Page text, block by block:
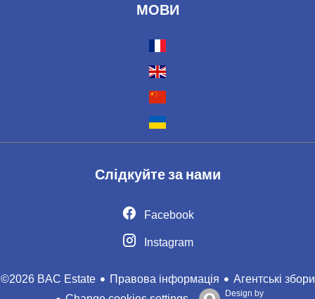
МОВИ
Слідкуйте за нами
Facebook
Instagram
©2026 BAC Estate Правова інформація
Агентські збори
Design by